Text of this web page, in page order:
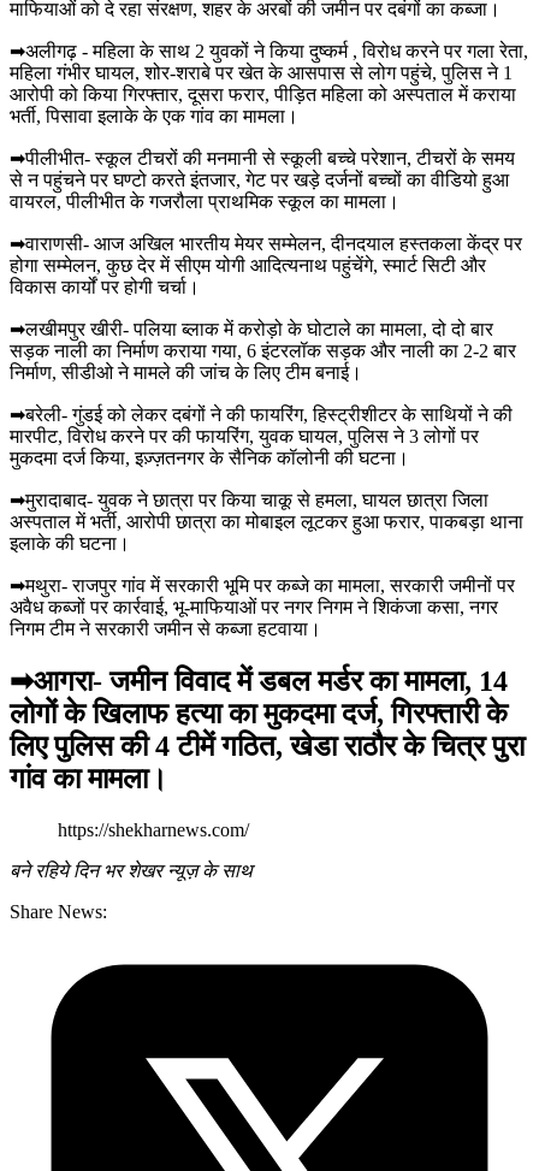
माफियाओं को दे रहा संरक्षण, शहर के अरबों की जमीन पर दबंगों का कब्जा।
➡अलीगढ़ - महिला के साथ 2 युवकों ने किया दुष्कर्म , विरोध करने पर गला रेता,
महिला गंभीर घायल, शोर-शराबे पर खेत के आसपास से लोग पहुंचे, पुलिस ने 1
आरोपी को किया गिरफ्तार, दूसरा फरार, पीड़ित महिला को अस्पताल में कराया
भर्ती, पिसावा इलाके के एक गांव का मामला।
➡पीलीभीत- स्कूल टीचरों की मनमानी से स्कूली बच्चे परेशान, टीचरों के समय
से न पहुंचने पर घण्टो करते इंतजार, गेट पर खड़े दर्जनों बच्चों का वीडियो हुआ
वायरल, पीलीभीत के गजरौला प्राथमिक स्कूल का मामला।
➡वाराणसी- आज अखिल भारतीय मेयर सम्मेलन, दीनदयाल हस्तकला केंद्र पर
होगा सम्मेलन, कुछ देर में सीएम योगी आदित्यनाथ पहुंचेंगे, स्मार्ट सिटी और
विकास कार्यों पर होगी चर्चा।
➡लखीमपुर खीरी- पलिया ब्लाक में करोड़ो के घोटाले का मामला, दो दो बार
सड़क नाली का निर्माण कराया गया, 6 इंटरलॉक सड़क और नाली का 2-2 बार
निर्माण, सीडीओ ने मामले की जांच के लिए टीम बनाई।
➡बरेली- गुंडई को लेकर दबंगों ने की फायरिंग, हिस्ट्रीशीटर के साथियों ने की
मारपीट, विरोध करने पर की फायरिंग, युवक घायल, पुलिस ने 3 लोगों पर
मुकदमा दर्ज किया, इज़्ज़तनगर के सैनिक कॉलोनी की घटना।
➡मुरादाबाद- युवक ने छात्रा पर किया चाकू से हमला, घायल छात्रा जिला
अस्पताल में भर्ती, आरोपी छात्रा का मोबाइल लूटकर हुआ फरार, पाकबड़ा थाना
इलाके की घटना।
➡मथुरा- राजपुर गांव में सरकारी भूमि पर कब्जे का मामला, सरकारी जमीनों पर
अवैध कब्जों पर कार्रवाई, भू-माफियाओं पर नगर निगम ने शिकंजा कसा, नगर
निगम टीम ने सरकारी जमीन से कब्जा हटवाया।
➡आगरा- जमीन विवाद में डबल मर्डर का मामला, 14
लोगों के खिलाफ हत्या का मुकदमा दर्ज, गिरफ्तारी के
लिए पुलिस की 4 टीमें गठित, खेडा राठौर के चित्र पुरा
गांव का मामला।
https://shekharnews.com/
बने रहिये दिन भर शेखर न्यूज़ के साथ
Share News: